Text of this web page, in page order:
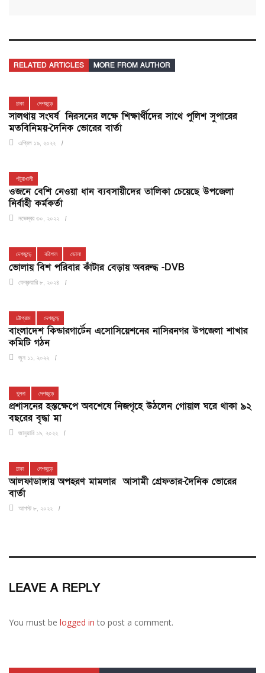
RELATED ARTICLES MORE FROM AUTHOR
ঢাকা দেশজুড়ে
সালথায় সংঘর্ষ নিরসনের লক্ষে শিক্ষার্থীদের সাথে পুলিশ সুপারের
মতবিনিময়-দৈনিক ভোরের বার্তা
এপ্রিল ১৯, ২০২২
পটুয়াখালী
ওজনে বেশি নেওয়া ধান ব্যবসায়ীদের তালিকা চেয়েছে উপজেলা
নির্বাহী কর্মকর্তা
নভেম্বর ৩০, ২০২২
দেশজুড়ে বরিশাল ভোলা
ভোলায় বিশ পরিবার কাঁটার বেড়ায় অবরুদ্ধ -DVB
ফেব্রুয়ারি ৮, ২০২৪
চট্টগ্রাম দেশজুড়ে
বাংলাদেশ কিন্ডারগার্টেন এসোসিয়েশনের নাসিরনগর উপজেলা শাখার
কমিটি গঠন
জুন ১১, ২০২২
খুলনা দেশজুড়ে
প্রশাসনের হস্তক্ষেপে অবশেষে নিজগৃহে উঠলেন গোয়াল ঘরে থাকা ৯২
বছরের বৃদ্ধা মা
জানুয়ারি ১৯, ২০২২
ঢাকা দেশজুড়ে
আলফাডাঙ্গায় অপহরণ মামলার আসামী গ্রেফতার-দৈনিক ভোরের
বার্তা
আগস্ট ৮, ২০২২
LEAVE A REPLY
You must be logged in to post a comment.